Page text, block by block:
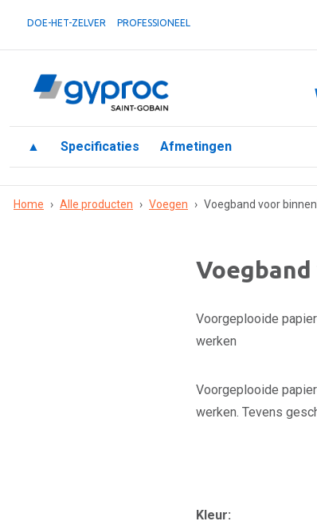
DOE-HET-ZELVER PROFESSIONEEL
▲ Specificaties Afmetingen
Home › Alle producten › Voegen › Voegband voor
Voorgeplooide
werken
Voorgeplooide
werken. Tevens
Kleur: